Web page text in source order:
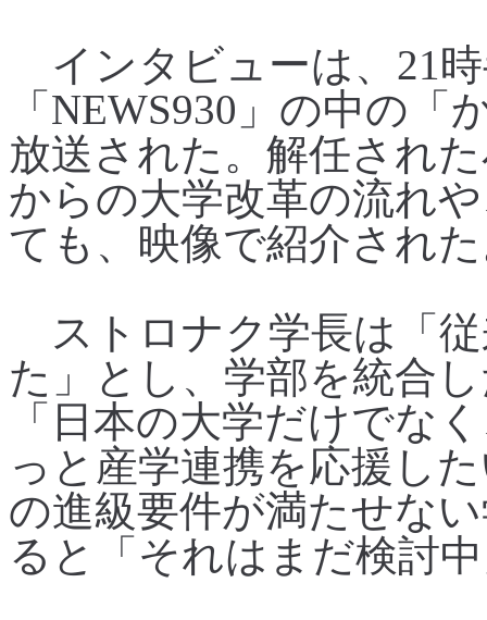
インタビューは、21
「NEWS930」の中の
放送された。解任され
からの大学改革の流れ
ても、映像で紹介され
ストロナク学長は「
た」とし、学部を統合
「日本の大学だけでな
っと産学連携を応援し
の進級要件が満たせな
ると「それはまだ検討